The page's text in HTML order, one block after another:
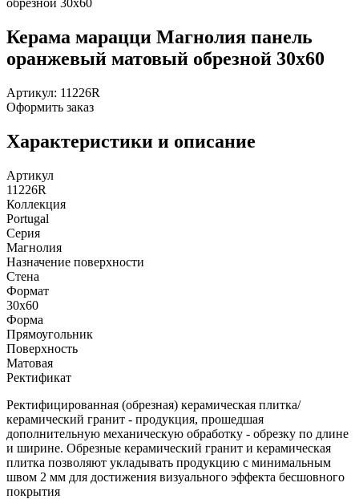
Керама марацци Магнолия панель
оранжевый матовый обрезной 30х60
Артикул: 11226R
Оформить заказ
Характеристики и описание
Артикул
11226R
Коллекция
Portugal
Серия
Магнолия
Назначение поверхности
Стена
Формат
30x60
Форма
Прямоугольник
Поверхность
Матовая
Ректификат
Ректифицированная (обрезная) керамическая плитка/
керамический гранит - продукция, прошедшая
дополнительную механическую обработку - обрезку по длине
и ширине. Обрезные керамический гранит и керамическая
плитка позволяют укладывать продукцию с минимальным
швом 2 мм для достижения визуального эффекта бесшовного
покрытия